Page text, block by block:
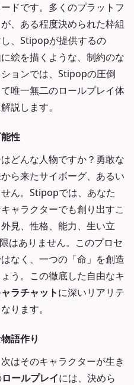
ドです。多くのプラットフ
、ある程度決められた枠組
、Stipopが提供するの
絵を描くような、制約のな
ョンでは、Stipopの圧倒
唯一無二のロールプレイ体
説します。
性
どんな人物ですか？勇敢な
ら来たサイボーグ、あるい
ん。Stipopでは、あなた
ャラクターでも創り出すこ
見、性格、能力、生い立
はありません。このプロセ
なく、一つの「命」を創造
う。この徹底した自由なキ
ラチャットに深いリアリテ
ります。
語作り
はそのキャラクターが生き
ロールプレイには、決めら